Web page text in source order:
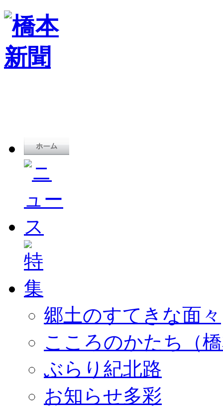
郷土のすてきな面々
こころのかたち（
ぶらり紀北路
お知らせ多彩